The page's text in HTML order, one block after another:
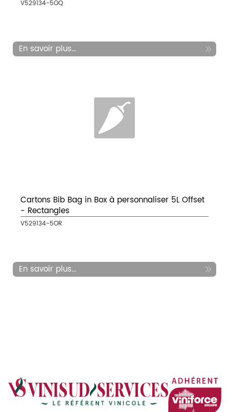
V529134-5OQ
En savoir plus...
Cartons Bib Bag in Box à personnaliser 5L Offset
- Rectangles
V529134-5OR
En savoir plus...